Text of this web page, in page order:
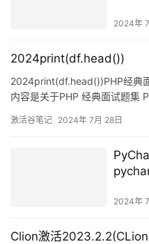
教程
2024年
2024print(df.head())
2024print(df.head())PHP经典
内容是关于PHP 经典面试题集
活：面试12家公司，收获9个
激活谷笔记 2024年 7月 28日
2024年
Clion激活